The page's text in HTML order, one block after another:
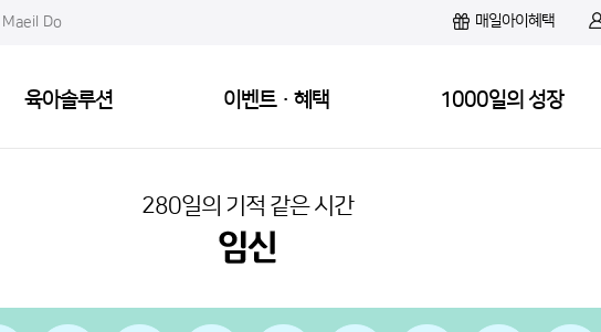
Maeil Do 매일아이혜택
육아솔루션 이벤트·혜택 1000일의 성장
280일의 기적 같은 시간